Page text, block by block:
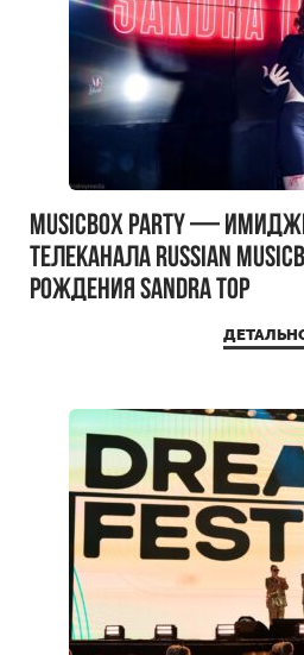
MUSICBOX PARTY —
телеканала RUSSIAN
рождения Sandra Top